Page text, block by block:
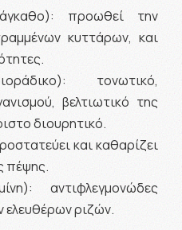
προωθεί την
κυττάρων, και
τονωτικό,
βελτιωτικό της
διουρητικό.
και καθαρίζει
πέψης.
αντιφλεγμονώδες
ελευθέρων ριζών.